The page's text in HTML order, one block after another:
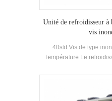
Unité de refroidisseur à
vis
40std Vis de type
température Le
développé
réfrigérant. La